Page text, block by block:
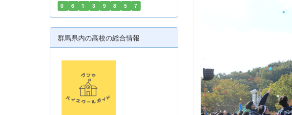
0 6 1 3 9 8 5 7
群馬県内の高校の総合情報